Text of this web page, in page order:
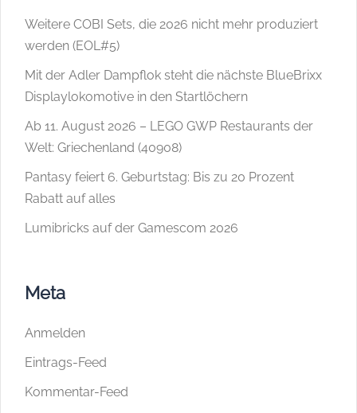
Weitere COBI Sets, die 2026 nicht mehr produziert
werden (EOL#5)
Mit der Adler Dampflok steht die nächste BlueBrixx
Displaylokomotive in den Startlöchern
Ab 11. August 2026 – LEGO GWP Restaurants der
Welt: Griechenland (40908)
Pantasy feiert 6. Geburtstag: Bis zu 20 Prozent
Rabatt auf alles
Lumibricks auf der Gamescom 2026
Meta
Anmelden
Eintrags-Feed
Kommentar-Feed